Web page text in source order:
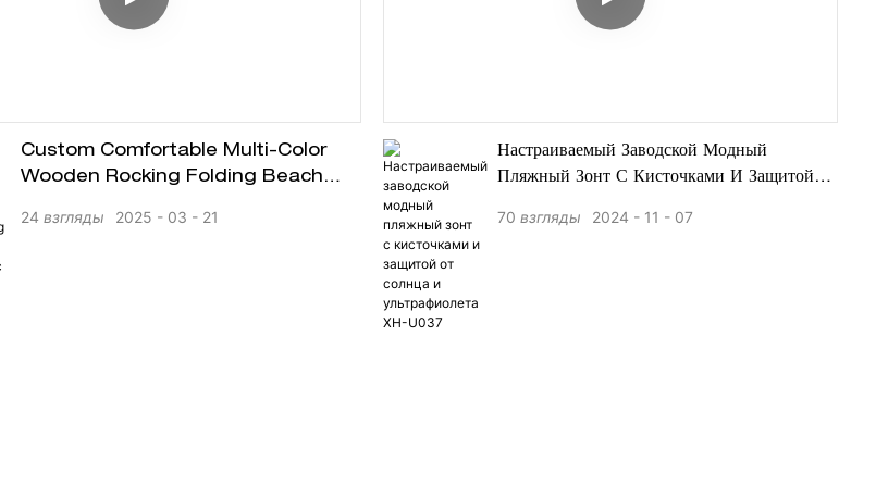
Custom Comfortable Multi-Color
Wooden Rocking Folding Beach
Used On Picnic Lawn Pool Garden
2025 03 21
24 взгляды
Настраиваемый Заводской Модный
Пляжный Зонт С Кисточками И Защитой
2024 11 07
70 взгляды